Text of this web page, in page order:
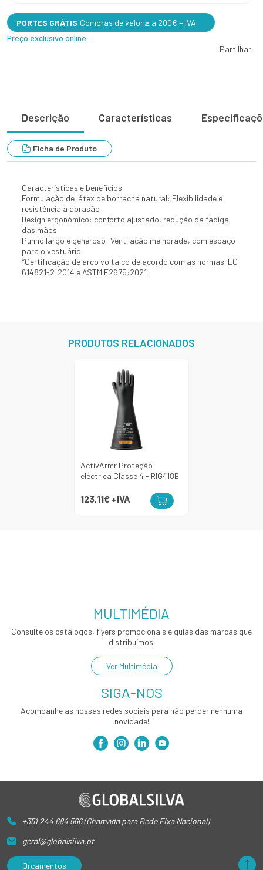
PORTES GRÁTIS Compras de valor ≥ a 200€ + IVA
Preço exclusivo online
Partilhar
Descrição Características
Ficha de Produto
Características e benefícios
Formulação de látex de borracha natural: Flexibilidade e
resistência à abrasão
Design ergonómico: conforto ajustado, redução da fadiga
das mãos
Punho largo e generoso: Ventilação melhorada, com espaço
para o vestuário
*Certificação de arco voltaico de acordo com as normas IEC
614821-2:2014 e ASTM F2675:2021
PRODUTOS RELACIONADOS
ActivArmr Proteção
eléctrica Classe 4 - RIG418B
123,11€ +IVA
MULTIMÉDIA
Consulte os catálogos, flyers promocionais e guias das marcas que
distribuímos!
Ver Multimédia
SIGA-NOS
Acompanhe as nossas redes sociais para não perder nenhuma
novidade!
+351 244 684 566 (Chamada para Rede Fixa Nacional)
geral@globalsilva.pt
Orçamentos